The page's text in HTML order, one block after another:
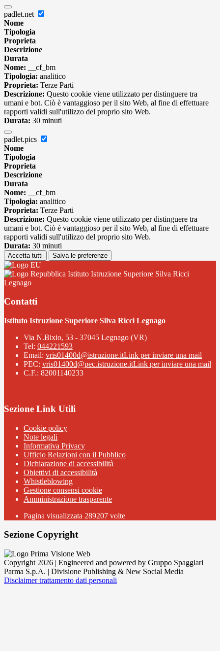
padlet.net
Nome
Tipologia
Proprieta
Descrizione
Durata
Nome: __cf_bm
Tipologia: analitico
Proprieta: Terze Parti
Descrizione: Questo cookie viene utilizzato per distinguere tra
umani e bot. Ciò è vantaggioso per il sito Web, al fine di effettuare
rapporti validi sull'utilizzo del proprio sito Web.
Durata: 30 minuti
padlet.pics
Nome
Tipologia
Proprieta
Descrizione
Durata
Nome: __cf_bm
Tipologia: analitico
Proprieta: Terze Parti
Descrizione: Questo cookie viene utilizzato per distinguere tra
umani e bot. Ciò è vantaggioso per il sito Web, al fine di effettuare
rapporti validi sull'utilizzo del proprio sito Web.
Durata: 30 minuti
Accetta tutti Salva le preferenze
Istituto Istruzione Superiore Silva Ricci
Legnago
Contatti
Istituto Istruzione Superiore Silva Ricci Legnago
Via N.Bixio, 53 - 37045 Legnago (VR)
Tel: 044221593
Email: vris01400d@istruzione.itLink per inviare una mail
PEC: vris01400d@pec.istruzione.itLink per inviare una mail
C.F.: 82001140233
Sezione Link Utili
Cookie policy
Note legali
Informativa Privacy
Ufficio Relazioni con il Pubblico
Dichiarazione di accessibilità
Obiettivi di accessibilità
Whistleblowing
Gestione consensi cookie
Amministrazione trasparente
Pagina visualizzata 289207 volte
Sezione Copyright
Copyright 2026 | Engineered and powered by Gruppo Spaggiari
Parma S.p.A. | Divisione Publishing & New Social Media
Disclaimer trattamento dati personali